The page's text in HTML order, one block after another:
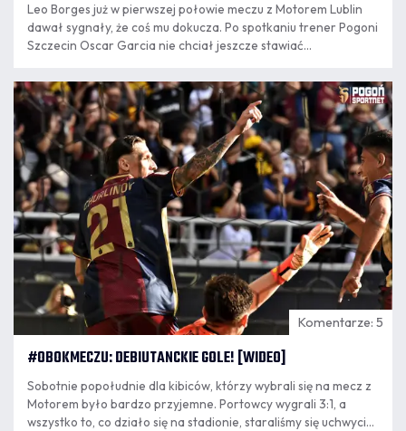
Leo Borges już w pierwszej połowie meczu z Motorem Lublin
dawał sygnały, że coś mu dokucza. Po spotkaniu trener Pogoni
Szczecin Oscar Garcia nie chciał jeszcze stawiać
jeśli przerwa w jego występach potrwa dłużej.
09.08
8:21
Komentarze: 5
#OBOKMECZU: DEBIUTANCKIE GOLE! [WIDEO]
Sobotnie popołudnie dla kibiców, którzy wybrali się na mecz z
Motorem było bardzo przyjemne. Portowcy wygrali 3:1, a
wszystko to, co działo się na stadionie, staraliśmy się uchwycić